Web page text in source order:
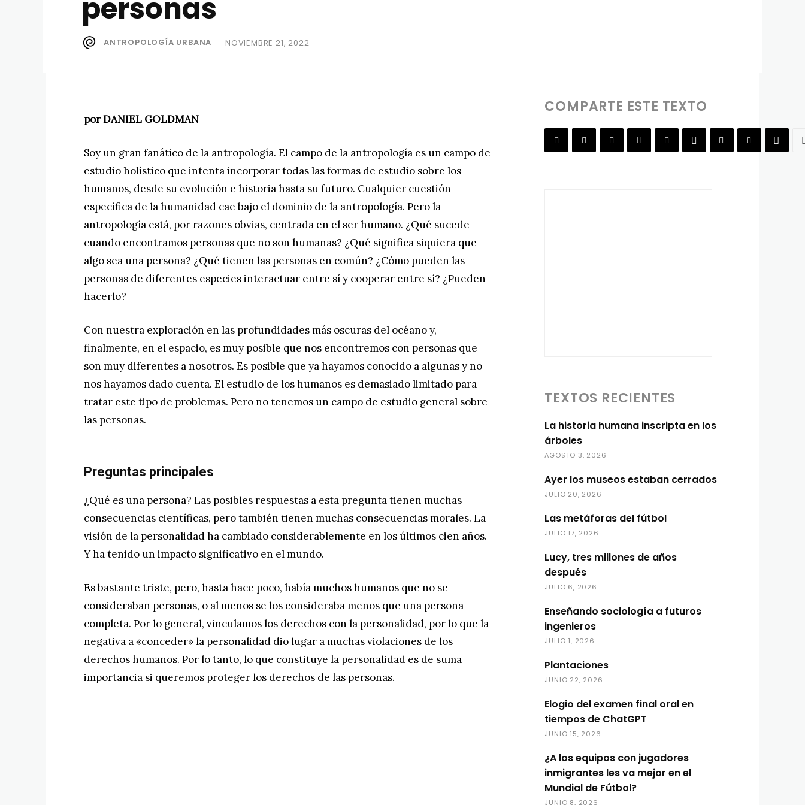
personas
ANTROPOLOGÍA URBANA - NOVIEMBRE 21, 2022
por DANIEL GOLDMAN
Soy un gran fanático de la antropología. El campo de la antropología es un campo de
estudio holístico que intenta incorporar todas las formas de estudio sobre los
humanos, desde su evolución e historia hasta su futuro. Cualquier cuestión
específica de la humanidad cae bajo el dominio de la antropología. Pero la
antropología está, por razones obvias, centrada en el ser humano. ¿Qué sucede
cuando encontramos personas que no son humanas? ¿Qué significa siquiera que
algo sea una persona? ¿Qué tienen las personas en común? ¿Cómo pueden las
personas de diferentes especies interactuar entre sí y cooperar entre sí? ¿Pueden
hacerlo?
Con nuestra exploración en las profundidades más oscuras del océano y,
finalmente, en el espacio, es muy posible que nos encontremos con personas que
son muy diferentes a nosotros. Es posible que ya hayamos conocido a algunas y no
nos hayamos dado cuenta. El estudio de los humanos es demasiado limitado para
tratar este tipo de problemas. Pero no tenemos un campo de estudio general sobre
las personas.
Preguntas principales
¿Qué es una persona? Las posibles respuestas a esta pregunta tienen muchas
consecuencias científicas, pero también tienen muchas consecuencias morales. La
visión de la personalidad ha cambiado considerablemente en los últimos cien años.
Y ha tenido un impacto significativo en el mundo.
Es bastante triste, pero, hasta hace poco, había muchos humanos que no se
consideraban personas, o al menos se los consideraba menos que una persona
completa. Por lo general, vinculamos los derechos con la personalidad, por lo que la
negativa a «conceder» la personalidad dio lugar a muchas violaciones de los
derechos humanos. Por lo tanto, lo que constituye la personalidad es de suma
importancia si queremos proteger los derechos de las personas.
COMPARTE ESTE TEXTO
TEXTOS RECIENTES
La historia humana inscripta en los
árboles
AGOSTO 3, 2026
Ayer los museos estaban cerrados
JULIO 20, 2026
Las metáforas del fútbol
JULIO 17, 2026
Lucy, tres millones de años
después
JULIO 6, 2026
Enseñando sociología a futuros
ingenieros
JULIO 1, 2026
Plantaciones
JUNIO 22, 2026
Elogio del examen final oral en
tiempos de ChatGPT
JUNIO 15, 2026
¿A los equipos con jugadores
inmigrantes les va mejor en el
Mundial de Fútbol?
JUNIO 8, 2026